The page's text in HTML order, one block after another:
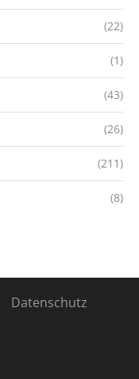
(22)
(1)
(43)
(26)
(211)
(8)
Datenschutz